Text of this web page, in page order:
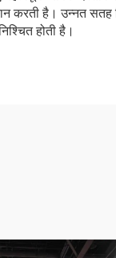
करती है। उन्नत
होती है।